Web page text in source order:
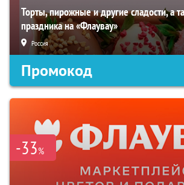
Торты, пирожные и другие сладости, а
праздника на «Флаувау»
Россия
Промокод
-33%